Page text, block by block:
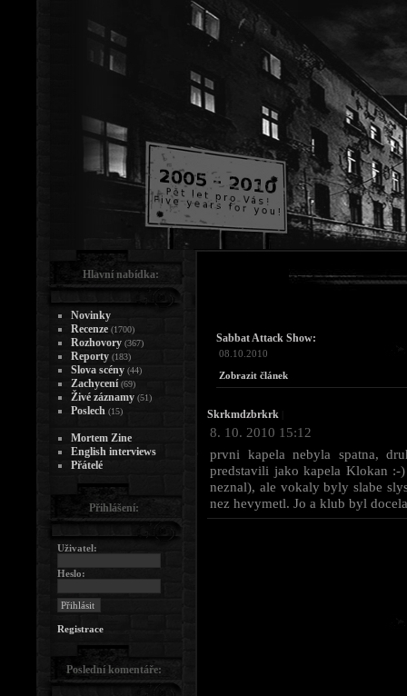
Sabbat Attack Show:
08.10.2010
Zobrazit článek
Skrkmdzbrkrk
8. 10. 2010 15:12
prvni kapela nebyla spatna,
predstavili jako kapela Klokan
neznal), ale vokaly byly slabe
nez hevymetl. Jo a klub byl
Hlavní nabídka:
Novinky
Recenze (1700)
Rozhovory (367)
Reporty (183)
Slova scény (44)
Zachycení (69)
Živé záznamy (51)
Poslech (15)
Mortem Zine
English interviews
Přátelé
Přihlášení:
Uživatel:
Heslo:
Registrace
Poslední komentáře: